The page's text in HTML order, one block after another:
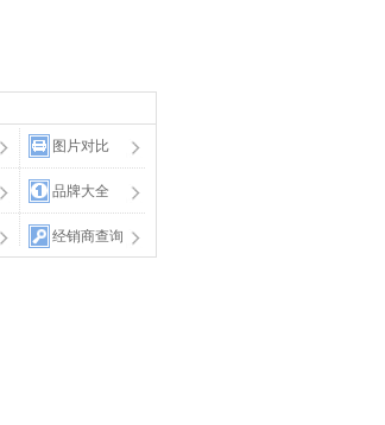
图片对比
品牌大全
经销商查询